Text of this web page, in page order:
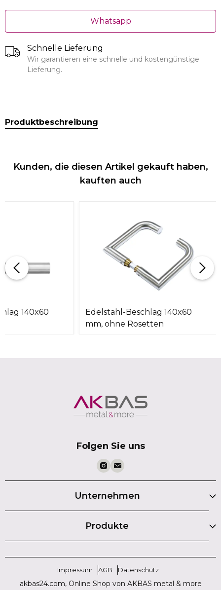
Whatsapp
Schnelle Lieferung
Wir garantieren eine schnelle und kostengünstige
Lieferung.
Produktbeschreibung
Kunden, die diesen Artikel gekauft haben,
kauften auch
140x60
Edelstahl-Beschlag 140x60
mm, ohne Rosetten
Folgen Sie uns
Unternehmen
Produkte
Impressum AGB Datenschutz
akbas24.com, Online Shop von AKBAS metal & more